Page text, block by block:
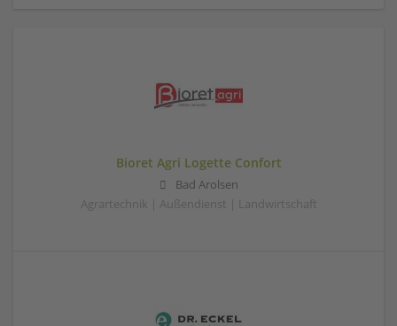
Bioret Agri Logette Confort
Bad Arolsen
Agrartechnik | Außendienst | Landwirtschaft